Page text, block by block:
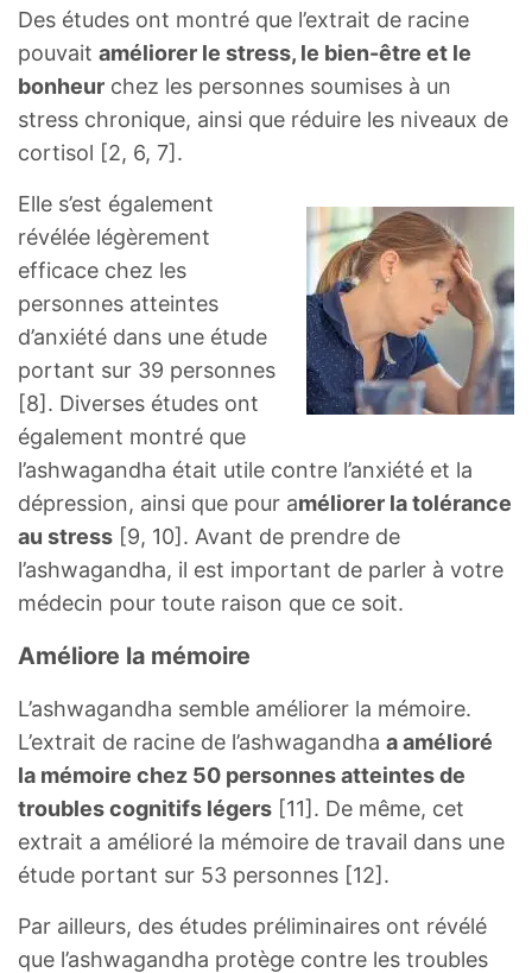
Des études ont montré que l’extrait de racine
pouvait améliorer le stress, le bien-être et le
bonheur chez les personnes soumises à un
stress chronique, ainsi que réduire les niveaux de
cortisol [2, 6, 7].
Elle s’est également
révélée légèrement
efficace chez les
personnes atteintes
d’anxiété dans une étude
portant sur 39 personnes
[8]. Diverses études ont
également montré que
l’ashwagandha était utile contre l’anxiété et la
dépression, ainsi que pour améliorer la tolérance
au stress [9, 10]. Avant de prendre de
l’ashwagandha, il est important de parler à votre
médecin pour toute raison que ce soit.
Améliore la mémoire
L’ashwagandha semble améliorer la mémoire.
L’extrait de racine de l’ashwagandha a amélioré
la mémoire chez 50 personnes atteintes de
troubles cognitifs légers [11]. De même, cet
extrait a amélioré la mémoire de travail dans une
étude portant sur 53 personnes [12].
Par ailleurs, des études préliminaires ont révélé
que l’ashwagandha protège contre les troubles